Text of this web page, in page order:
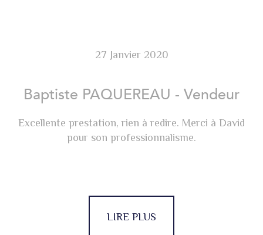
27 Janvier 2020
Baptiste PAQUEREAU - Vendeur
Excellente prestation, rien à redire. Merci à David
pour son professionnalisme.
LIRE PLUS